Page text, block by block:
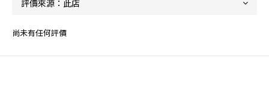
尚未有任何評價